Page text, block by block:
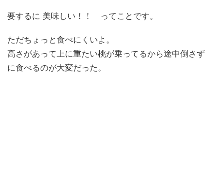
要するに 美味しい！！ ってことです。
ただちょっと食べにくいよ。
高さがあって上に重たい桃が乗ってるから途中倒さず
に食べるのが大変だった。